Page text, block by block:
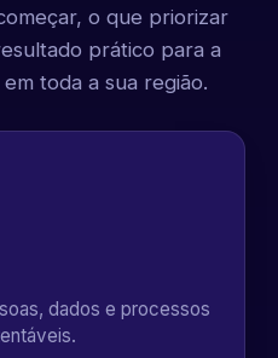
o que priorizar
prático para a
toda a sua região.
dados e processos